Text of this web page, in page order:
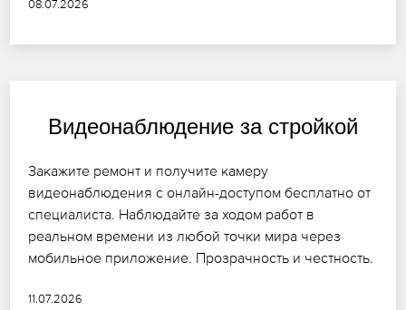
08.07.2026
Видеонаблюдение за стройкой
Закажите ремонт и получите камеру
видеонаблюдения с онлайн-доступом бесплатно от
специалиста. Наблюдайте за ходом работ в
реальном времени из любой точки мира через
мобильное приложение. Прозрачность и честность.
11.07.2026